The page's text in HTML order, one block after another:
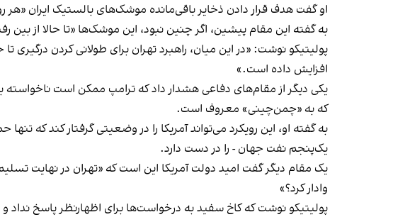
او گفت هدف قرار دادن ذخایر باقی‌مانده موشک‌های بالستیک ایران «هر
به گفته این مقام پیشین، اگر چنین نبود، این موشک‌ها «تا حالا از بین
پولیتیکو نوشت: «در این میان، راهبرد تهران برای طولانی کردن
افزایش داده است.»
یکی دیگر از مقام‌های دفاعی هشدار داد که ترامپ ممکن است
که به «چمن‌چینی» معروف است.
به گفته او، این رویکرد می‌تواند آمریکا را در وضعیتی گرفتار کند که
یک‌پنجم نفت جهان - را در دست دارد.
یک مقام دیگر گفت امید دولت آمریکا این است که «تهران در نهایت
وادار کرد؟»
پولیتیکو نوشت که کاخ سفید به درخواست‌ها برای اظهارنظر پاسخ نداد و